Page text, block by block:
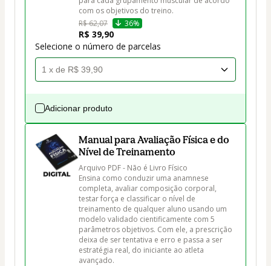
com os objetivos do treino.
R$ 62,07
36%
R$ 39,90
Selecione o número de parcelas
Adicionar produto
Manual para Avaliação Física e do
Nível de Treinamento
Arquivo PDF - Não é Livro Físico
Ensina como conduzir uma anamnese
completa, avaliar composição corporal,
testar força e classificar o nível de
treinamento de qualquer aluno usando um
modelo validado cientificamente com 5
parâmetros objetivos. Com ele, a prescrição
deixa de ser tentativa e erro e passa a ser
estratégia real, do iniciante ao atleta
avançado.